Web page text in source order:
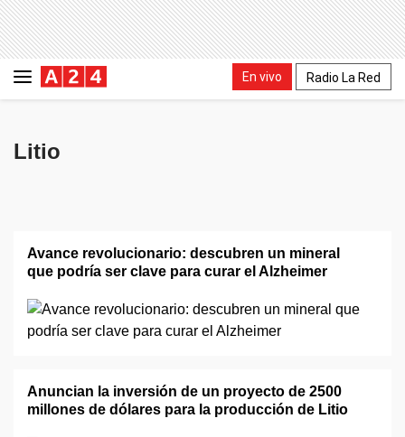
En vivo Radio La Red
Litio
Avance revolucionario: descubren un mineral
que podría ser clave para curar el Alzheimer
Anuncian la inversión de un proyecto de 2500
millones de dólares para la producción de Litio